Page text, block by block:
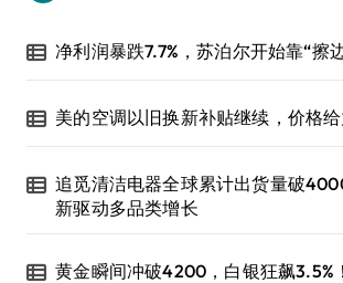
净利润暴跌7.7%，苏泊尔开始靠“擦
美的空调以旧换新补贴继续，价格给
追觅清洁电器全球累计出货量破
新驱动多品类增长
黄金瞬间冲破4200，白银狂飙3.5%